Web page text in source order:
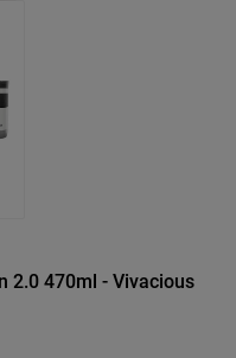
2.0 470ml - Vivacious